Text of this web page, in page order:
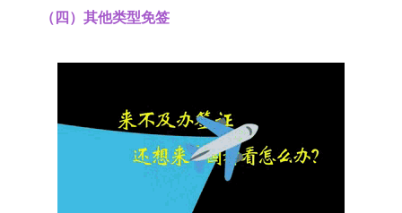
（四）其他类型免签